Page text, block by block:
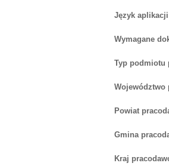
Język
Wymagane
Typ podmiotu
Województwo
Powiat
Gmina
Kraj